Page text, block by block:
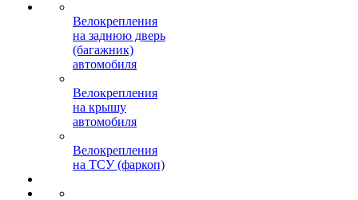
Велокрепления
на заднюю дверь
(багажник)
автомобиля
Велокрепления
на крышу
автомобиля
Велокрепления
на ТСУ (фаркоп)